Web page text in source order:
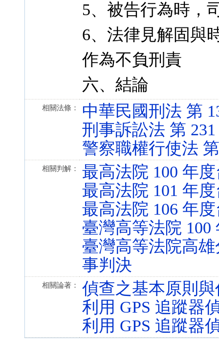
5、被告行為時，
6、法律見解固與
作為不負刑責
六、結論
相關法條：
中華民國刑法 第
刑事訴訟法 第
警察職權行使法
相關判解：
最高法院 100 年
最高法院 101 年
最高法院 106 年
臺灣高等法院 100
臺灣高等法院高
事判決
相關論著：
偵查之基本原則
利用 GPS 追蹤器
利用 GPS 追蹤器